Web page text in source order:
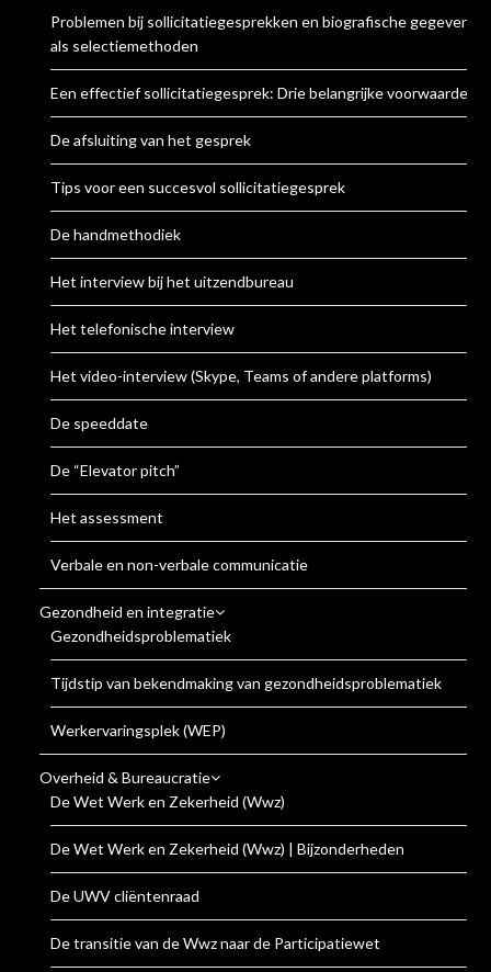
Problemen bij sollicitatiegesprekken en biografische gegevens
als selectiemethoden
Een effectief sollicitatiegesprek: Drie belangrijke voorwaarden
De afsluiting van het gesprek
Tips voor een succesvol sollicitatiegesprek
De handmethodiek
Het interview bij het uitzendbureau
Het telefonische interview
Het video-interview (Skype, Teams of andere platforms)
De speeddate
De “Elevator pitch”
Het assessment
Verbale en non-verbale communicatie
Gezondheid en integratie
Gezondheidsproblematiek
Tijdstip van bekendmaking van gezondheidsproblematiek
Werkervaringsplek (WEP)
Overheid & Bureaucratie
De Wet Werk en Zekerheid (Wwz)
De Wet Werk en Zekerheid (Wwz) | Bijzonderheden
De UWV cliëntenraad
De transitie van de Wwz naar de Participatiewet